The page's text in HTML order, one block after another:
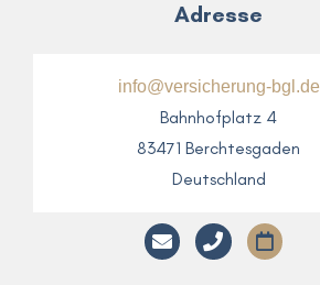
Adresse
info@versicherung-bgl.de
Bahnhofplatz 4
83471 Berchtesgaden
Deutschland